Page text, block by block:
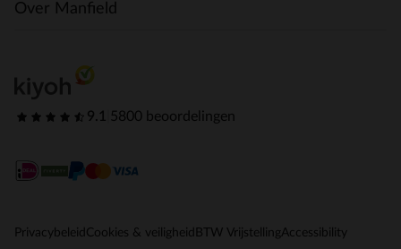
Over Manfield
9.1 5800 beoordelingen
Privacybeleid Cookies & veiligheid BTW VrijstellingAccessibility